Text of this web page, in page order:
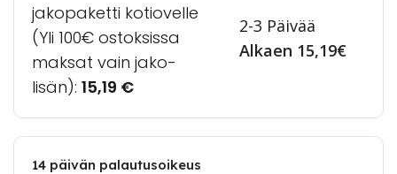
jakopaketti kotiovelle
(Yli 100€ ostoksissa
maksat vain jako-
lisän): 15,19 €
2-3 Päivää
Alkaen 15,19€
14 päivän palautusoikeus